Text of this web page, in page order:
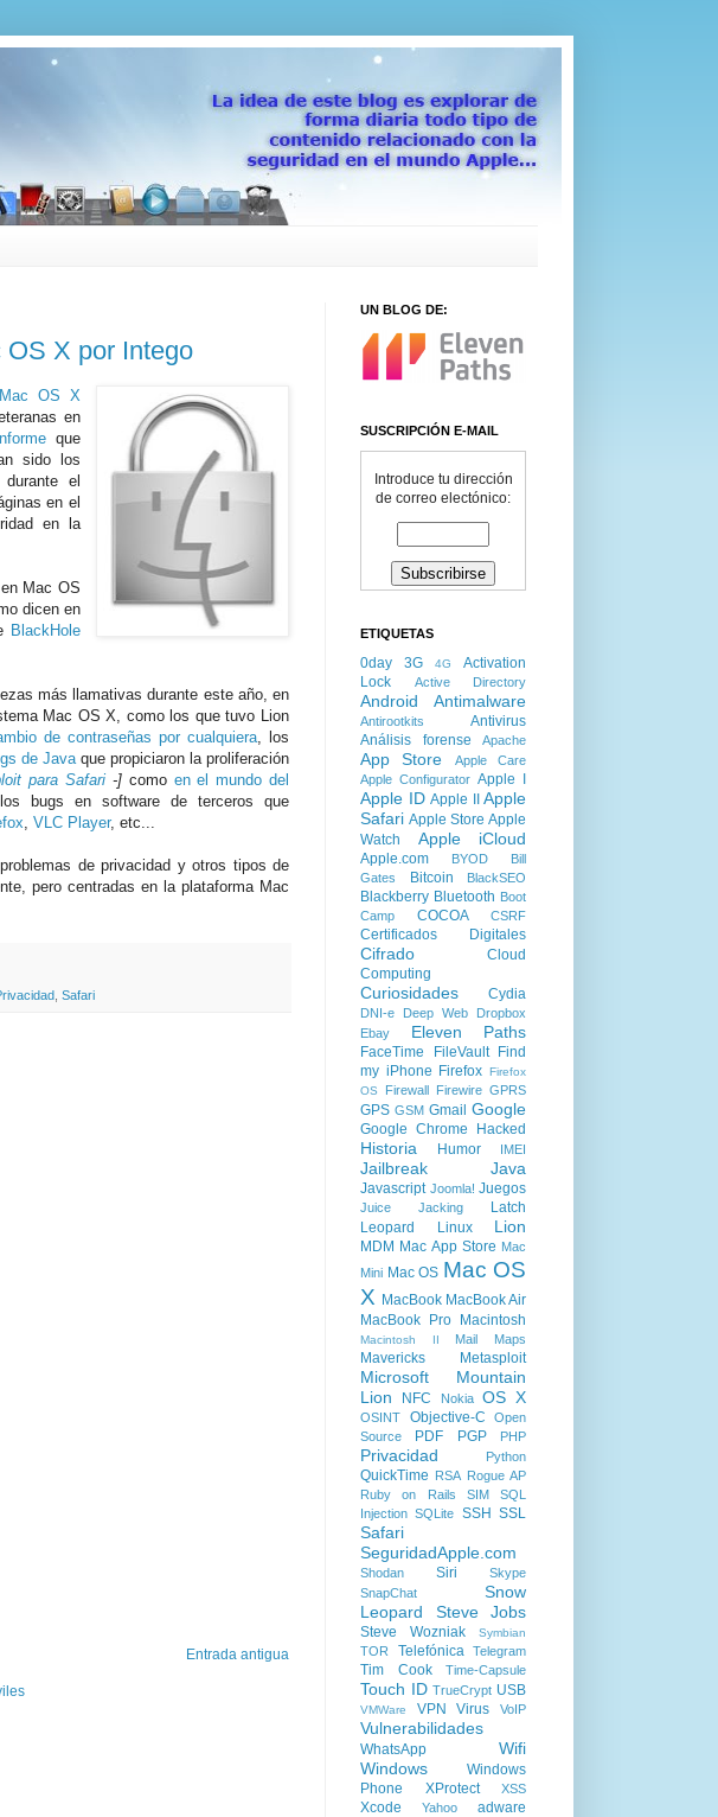
OS X por Intego
OS X
en
que
sido los
el
en el
en la
Mac OS
dicen en
BlackHole
más llamativas durante este año, en
Mac OS X, como los que tuvo Lion
de contraseñas por cualquiera, los
de Javaque propiciaron la proliferación
para Safari -]como en el mundo del
bugs en software de terceros que
, VLC Player, etc...
de privacidad y otros tipos de
pero centradas en la plataforma Mac
Safari
Entrada antigua
UN BLOG DE:
SUSCRIPCIÓN E-MAIL
Introduce tu dirección
de correo electónico:
ETIQUETAS
0day 3G 4G
Activation
Lock
Active Directory
Android Antimalware
Antirootkits
Antivirus
Análisis forense
Apache
App Store
Apple Care
Apple Configurator Apple I
Apple ID Apple II
Apple
Safari Apple Store Apple
Watch
Apple iCloud
Apple.com BYOD
Bill
Gates
Bitcoin BlackSEO
Blackberry Bluetooth Boot
Camp
COCOA CSRF
Certificados Digitales
Cifrado
Cloud
Computing
Curiosidades Cydia
DNI-e Deep Web
Dropbox
Ebay
Eleven Paths
FaceTime FileVault
Find
my iPhone Firefox Firefox
OS
Firewall Firewire GPRS
GPS GSM Gmail Google
Google Chrome Hacked
Historia Humor IMEI
Jailbreak Java
Javascript Joomla! Juegos
Juice Jacking
Latch
Leopard
Linux Lion
MDM Mac App Store Mac
Mini Mac OS Mac OS
X MacBook MacBook Air
MacBook Pro
Macintosh
Macintosh II Mail Maps
Mavericks Metasploit
Microsoft
Mountain
Lion
NFC Nokia OS X
OSINT Objective-C
Open
Source
PDF PGP PHP
Privacidad Python
QuickTime RSA Rogue AP
Ruby on Rails
SIM
SQL
Injection SQLite SSH SSL
Safari
SeguridadApple.com
Shodan Siri
Skype
SnapChat
Snow
Leopard
Steve Jobs
Steve Wozniak Symbian
TOR Telefónica Telegram
Tim Cook Time-Capsule
Touch ID TrueCrypt USB
VMWare VPN Virus VoIP
Vulnerabilidades
WhatsApp
Wifi
Windows
Windows
Phone
XProtect XSS
Xcode Yahoo adware